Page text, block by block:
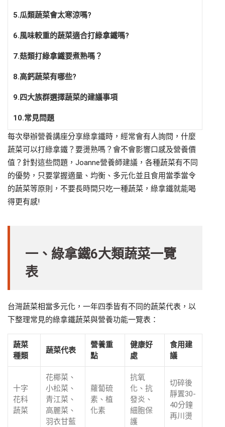
5.瓜類蔬菜會太寒涼嗎?
6.風味較重的蔬菜適合打綠拿鐵嗎?
7.菇類打綠拿鐵要煮熟嗎？
8.高鈣蔬菜有哪些?
9.四大族群選擇蔬菜的建議事項
10.常見問題
每次舉辦營養講座分享綠拿鐵時，經常會有人詢問，什麼
蔬菜可以打綠拿鐵？要燙熟嗎？會不會影響口感及營養價
值？針對這些問題，Joanne營養師建議，各種蔬菜有不同
的優勢，只要掌握適量、均衡、多元化並且食用當季當令
的蔬菜等原則，不要長時間只吃一種蔬菜，綠拿鐵就能喝
得更有感!
一、綠拿鐵6大類蔬菜一覽
表
台灣蔬菜相當多元化，一年四季皆有不同的蔬菜代表，以
下整理常見的綠拿鐵蔬菜與營養功能一覽表：
蔬菜
種類
蔬菜代表
營養重
點
健康好
處
食用建
議
十字
花科
蔬菜
花椰菜、
小松菜、
青江菜、
高麗菜、
羽衣甘藍
蘿蔔硫
素、植
化素
抗氧
化、抗
發炎、
細胞保
護
切碎後
靜置30-
40分鐘
再川燙